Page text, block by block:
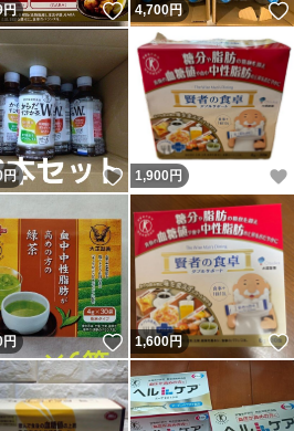
！
円 いいね！
4,700円
！
円 いいね！
1,900 円
！
円 いいね！
1,600円